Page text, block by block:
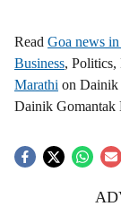
Read Goa news
Business, Politics,
Marathi on Dainik
Dainik Gomantak